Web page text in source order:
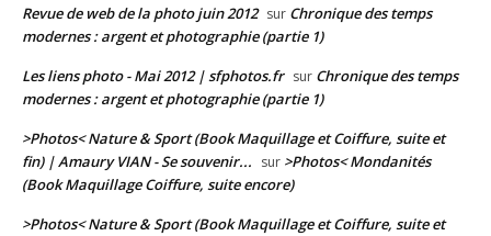
Revue de web de la photo juin 2012 sur Chronique des temps
modernes : argent et photographie (partie 1)
Les liens photo - Mai 2012 | sfphotos.fr sur Chronique des temps
modernes : argent et photographie (partie 1)
>Photos< Nature & Sport (Book Maquillage et Coiffure, suite et
fin) | Amaury VIAN - Se souvenir... sur >Photos< Mondanités
(Book Maquillage Coiffure, suite encore)
>Photos< Nature & Sport (Book Maquillage et Coiffure, suite et